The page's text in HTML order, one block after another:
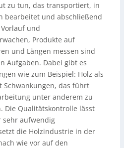
zu tun, das transportiert, in
bearbeitet und abschließend
und
Produkte auf
und Längen messen sind
Aufgaben. Dabei gibt es
wie zum Beispiel: Holz als
das führt
unter anderem zu
Die Qualitätskontrolle lässt
sehr aufwendig
die Holzindustrie in der
wie vor auf den